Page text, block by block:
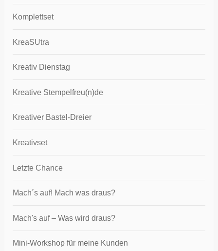
Komplettset
KreaSUtra
Kreativ Dienstag
Kreative Stempelfreu(n)de
Kreativer Bastel-Dreier
Kreativset
Letzte Chance
Mach´s auf! Mach was draus?
Mach's auf – Was wird draus?
Mini-Workshop für meine Kunden